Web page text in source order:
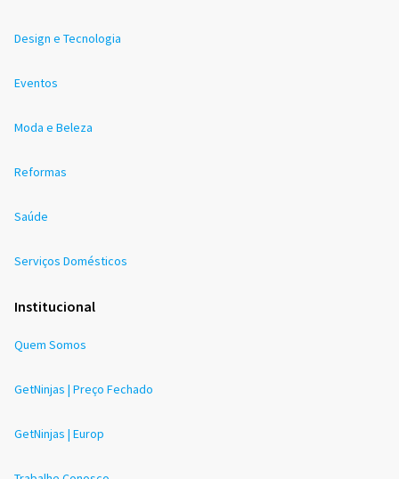
Design e Tecnologia
Eventos
Moda e Beleza
Reformas
Saúde
Serviços Domésticos
Institucional
Quem Somos
GetNinjas | Preço Fechado
GetNinjas | Europ